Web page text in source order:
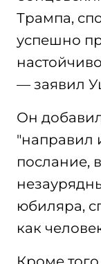
Трампа,
успешно
— заявил
Он
"направил
послание,
юбиляра,
как